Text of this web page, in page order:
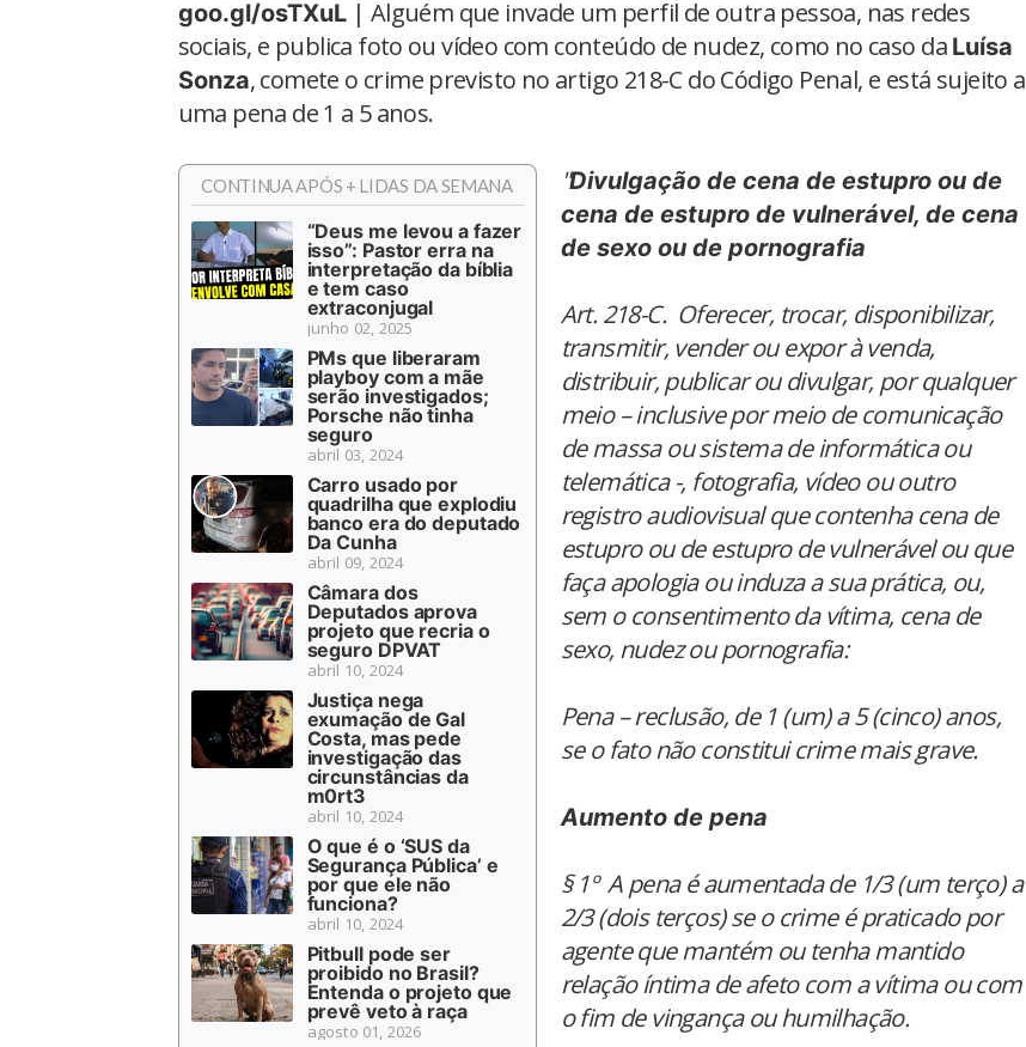
goo.gl/osTXuL| Alguém que invade um perfil de outra pessoa, nas redes
sociais, e publica foto ou vídeo com conteúdo de nudez, como no caso da Luísa
Sonza, comete o crime previsto no artigo 218-C do Código Penal, e está sujeito a
uma pena de 1 a 5 anos.
CONTINUA APÓS + LIDAS DA SEMANA
“Deus me levou a fazer
isso”: Pastor erra na
interpretação da bíblia
e tem caso
extraconjugal
junho 02, 2025
PMs que liberaram
playboy com a mãe
serão investigados;
Porsche não tinha
seguro
abril 03, 2024
Carro usado por
quadrilha que explodiu
banco era do deputado
Da Cunha
abril 09, 2024
Câmara dos
Deputados aprova
projeto que recria o
seguro DPVAT
abril 10, 2024
Justiça nega
exumação de Gal
Costa, mas pede
investigação das
circunstâncias da
m0rt3
abril 10, 2024
O que é o ‘SUS da
Segurança Pública’ e
por que ele não
funciona?
abril 10, 2024
Pitbull pode ser
proibido no Brasil?
Entenda o projeto que
prevê veto à raça
agosto 01, 2026
"Divulgação de cena de estupro ou de
cena de estupro de vulnerável, de cena
de sexo ou de pornografia
Art. 218-C. Oferecer, trocar, disponibilizar,
transmitir, vender ou expor à venda,
distribuir, publicar ou divulgar, por qualquer
meio – inclusive por meio de comunicação
de massa ou sistema de informática ou
telemática -, fotografia, vídeo ou outro
registro audiovisual que contenha cena de
estupro ou de estupro de vulnerável ou que
faça apologia ou induza a sua prática, ou,
sem o consentimento da vítima, cena de
sexo, nudez ou pornografia:
Pena – reclusão, de 1 (um) a 5 (cinco) anos,
se o fato não constitui crime mais grave.
Aumento de pena
§ 1º A pena é aumentada de 1/3 (um terço) a
2/3 (dois terços) se o crime é praticado por
agente que mantém ou tenha mantido
relação íntima de afeto com a vítima ou com
o fim de vingança ou humilhação.